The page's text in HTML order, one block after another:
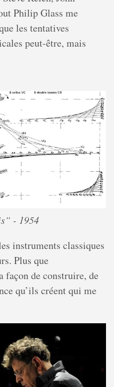
Philip Glass me
les tentatives
peut-être, mais
- 1954
instruments classiques
Plus que
façon de construire, de
qu’ils créent qui me